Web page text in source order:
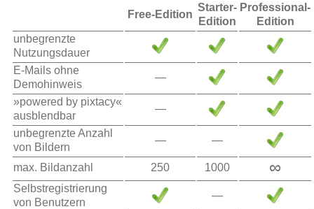
Free-Edition
Starter-
Edition
Professional-
Edition
unbegrenzte
Nutzungsdauer
E-Mails ohne
Demohinweis
—
»powered by pixtacy«
ausblendbar
—
unbegrenzte Anzahl
von Bildern
— —
max. Bildanzahl 250 1000 ∞
Selbstregistrierung
von Benutzern
—